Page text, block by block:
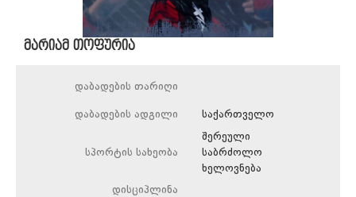
მარიამ თოფურია
დაბადების თარიღი
დაბადების ადგილი საქართველო
სპორტის სახეობა
შერეული
საბრძოლო
ხელოვნება
დისციპლინა